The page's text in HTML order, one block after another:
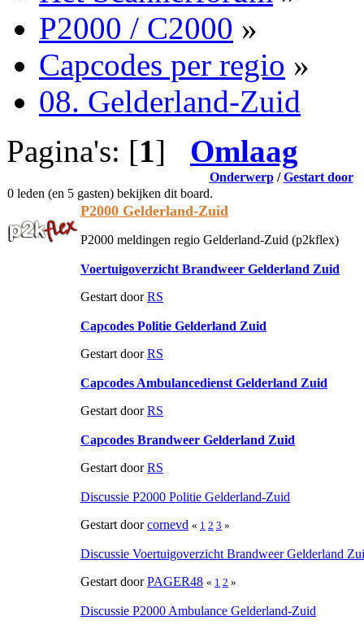
P2000 / C2000 »
Capcodes per regio »
08. Gelderland-Zuid
Pagina's: [1] Omlaag
Onderwerp/Gestart door
0 leden (en 5 gasten) bekijken dit board.
P2000 Gelderland-Zuid
P2000 meldingen regio Gelderland-Zuid (p2kflex)
Voertuigoverzicht Brandweer Gelderland Zuid
Gestart doorRS
Capcodes Politie Gelderland Zuid
Gestart doorRS
Capcodes Ambulancedienst Gelderland Zuid
Gestart doorRS
Capcodes Brandweer Gelderland Zuid
Gestart doorRS
Discussie P2000 Politie Gelderland-Zuid
Gestart doorcornevd « 1 2 3 »
Discussie Voertuigoverzicht Brandweer Gelderland
Gestart doorPAGER48 « 1 2 »
Discussie P2000 Ambulance Gelderland-Zuid